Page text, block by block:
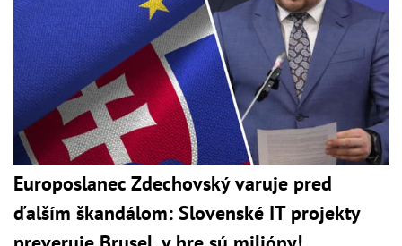
Europoslanec Zdechovský varuje pred
ďalším škandálom: Slovenské IT projekty